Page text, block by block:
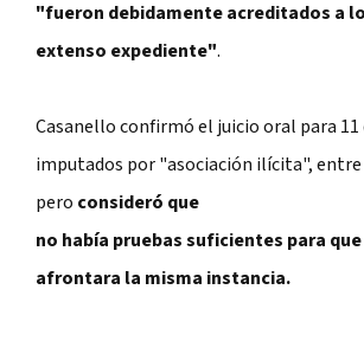
"fueron debidamente acreditados a
extenso expediente".
Casanello confirmó el juicio oral para 11
imputados por "asociación ilícita",
pero consideró que
no había pruebas suficientes para
afrontara la misma instancia.